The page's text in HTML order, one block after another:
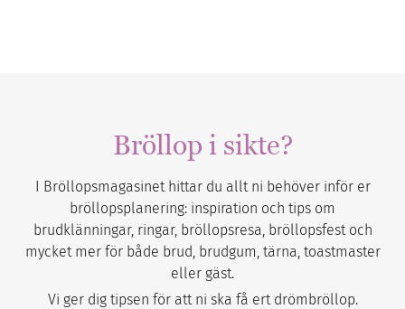
Bröllop i sikte?
I Bröllopsmagasinet hittar du allt ni behöver inför er
bröllopsplanering: inspiration och tips om
brudklänningar, ringar, bröllopsresa, bröllopsfest och
mycket mer för både brud, brudgum, tärna, toastmaster
eller gäst.
Vi ger dig tipsen för att ni ska få ert drömbröllop.